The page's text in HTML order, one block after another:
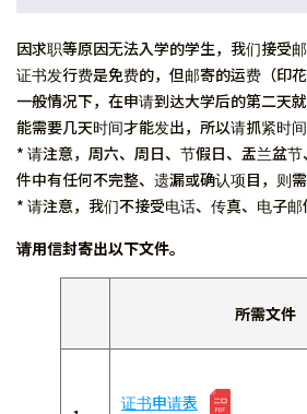
因求职等原因无法入学的学生，我们接受邮
证书发行费是免费的，但邮寄的运费（印
一般情况下，在申请到达大学后的第二天
能需要几天时间才能发出，所以请抓紧时间
* 请注意，周六、周日、节假日、盂兰盆
件中有任何不完整、遗漏或确认项目，则需
* 请注意，我们不接受电话、传真、电子邮
请用信封寄出以下文件。
所需文件
证书申请表